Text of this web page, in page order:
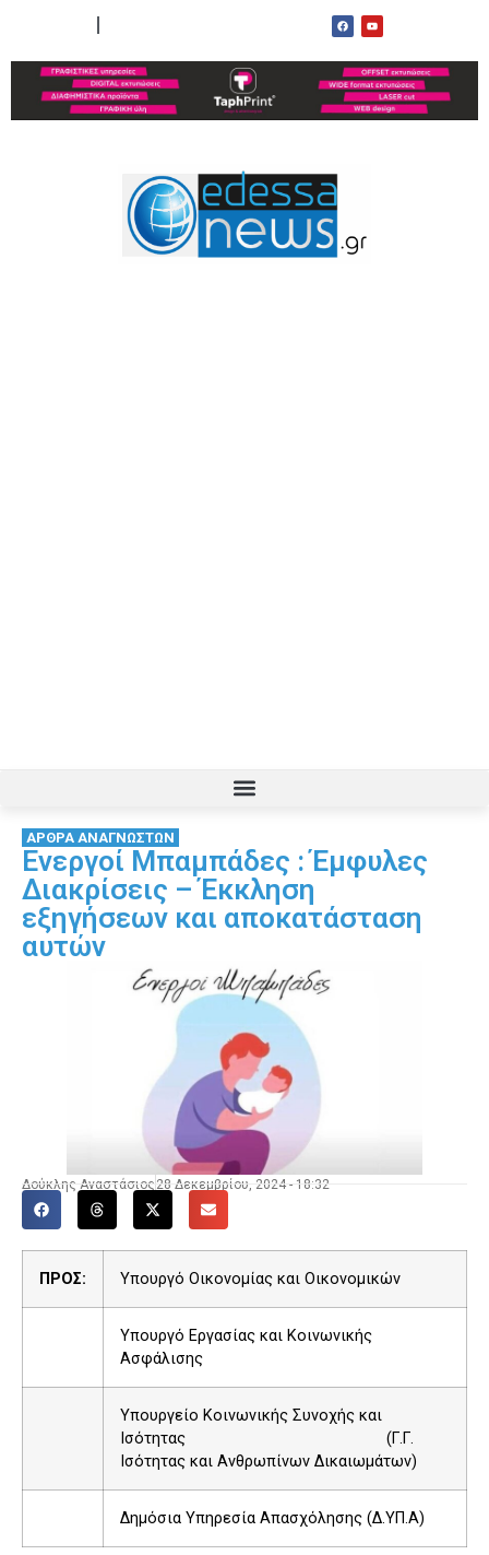
ΑΡΘΡΑ ΑΝΑΓΝΩΣΤΩΝ
Ενεργοί Μπαμπάδες : Έμφυλες
Διακρίσεις – Έκκληση
εξηγήσεων και αποκατάσταση
αυτών
Δούκλης Αναστάσιος 28 Δεκεμβρίου, 2024 - 18:32
ΠΡΟΣ: Υπουργό Οικονομίας και Οικονομικών
Υπουργό Εργασίας και Κοινωνικής
Ασφάλισης
Υπουργείο Κοινωνικής Συνοχής και
Ισότητας (Γ.Γ.
Ισότητας και Ανθρωπίνων Δικαιωμάτων)
Δημόσια Υπηρεσία Απασχόλησης (Δ.ΥΠ.Α)